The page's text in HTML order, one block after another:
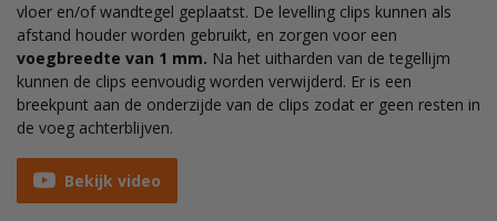
vloer en/of wandtegel geplaatst. De levelling clips kunnen als
afstand houder worden gebruikt, en zorgen voor een
voegbreedte van 1 mm. Na het uitharden van de tegellijm
kunnen de clips eenvoudig worden verwijderd. Er is een
breekpunt aan de onderzijde van de clips zodat er geen resten in
de voeg achterblijven.
Bekijk video